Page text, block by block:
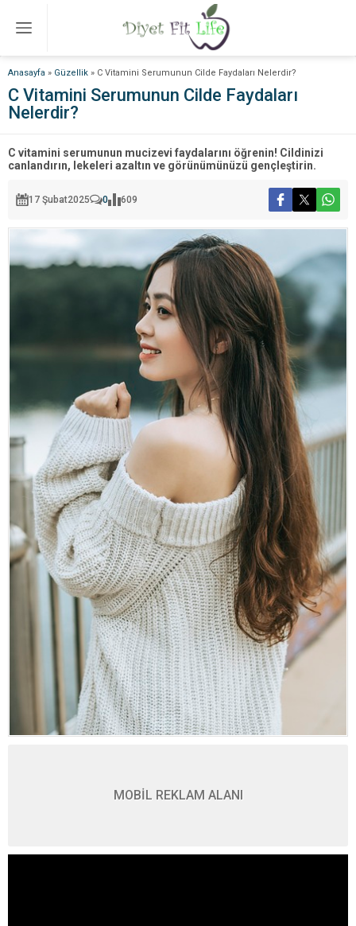
Anasayfa » Güzellik » C Vitamini Serumunun Cilde Faydaları Nelerdir?
C Vitamini Serumunun Cilde Faydaları
Nelerdir?
C vitamini serumunun mucizevi faydalarını öğrenin! Cildinizi
canlandırın, lekeleri azaltın ve görünümünüzü gençleştirin.
17 Şubat2025 0 609
MOBİL REKLAM ALANI